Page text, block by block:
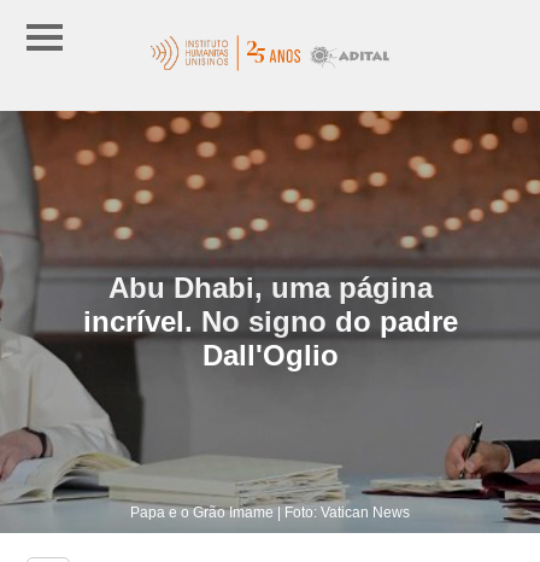
Abu Dhabi, uma página
incrível. No signo do padre
Dall'Oglio
Papa e o Grão Imame | Foto: Vatican News